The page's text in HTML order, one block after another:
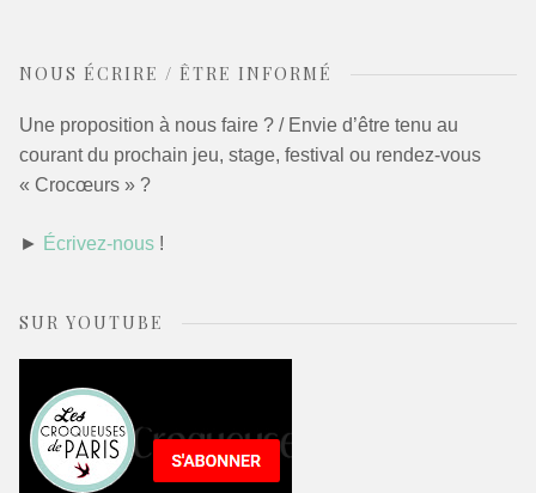
NOUS ÉCRIRE / ÊTRE INFORMÉ
Une proposition à nous faire ? / Envie d’être tenu au
courant du prochain jeu, stage, festival ou rendez-vous
« Crocœurs » ?
► Écrivez-nous !
SUR YOUTUBE